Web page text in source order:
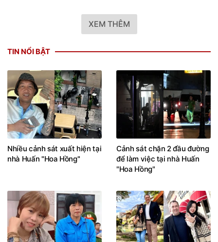
XEM THÊM
TIN NỔI BẬT
Nhiều cảnh sát xuất hiện tại
nhà Huấn "Hoa Hồng"
Cảnh sát chặn 2 đầu đường
để làm việc tại nhà Huấn
"Hoa Hồng"